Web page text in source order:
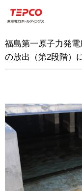
福島第一原子力発
の放出（第2段階）